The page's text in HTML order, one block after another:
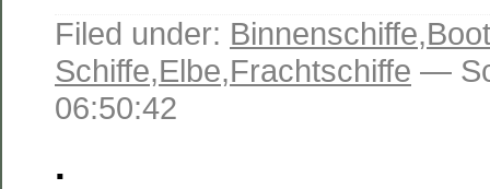
Filed under: Binnenschiffe,
Schiffe,Elbe,Frachtschiffe —
06:50:42
.